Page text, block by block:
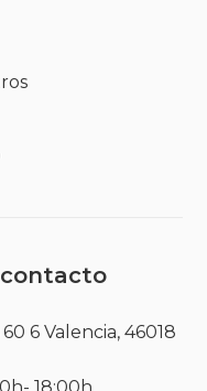
6 Valencia, 46018